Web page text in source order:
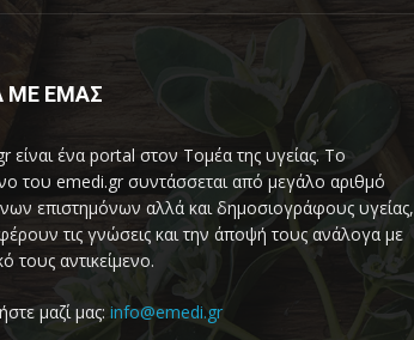
ΜΕ ΕΜΑΣ
είναι ένα portal στον Τομέα της υγείας. Το
του emedi.gr συντάσσεται από μεγάλο αριθμό
επιστημόνων αλλά και δημοσιογράφους υγείας,
τις γνώσεις και την άποψή τους ανάλογα με
τους αντικείμενο.
μαζί μας: info@emedi.gr